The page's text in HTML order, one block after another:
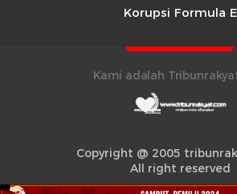
Korupsi Formula E
Kami adalah
Copyright @ 2005
All right reserved